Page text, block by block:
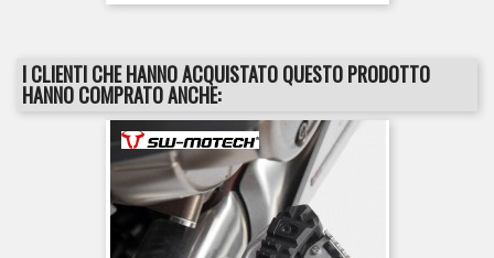
I CLIENTI CHE HANNO ACQUISTATO QUESTO PRODOTTO
HANNO COMPRATO ANCHE: